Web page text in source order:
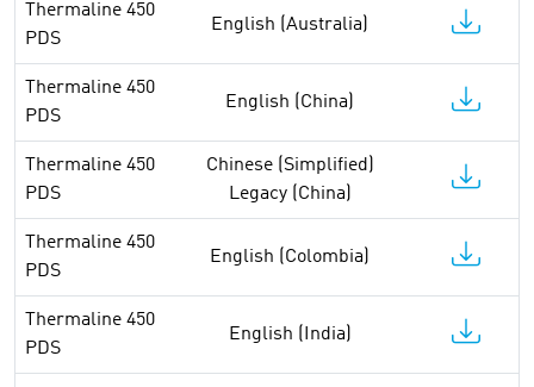
Thermaline 450
PDS
English (Australia)
Thermaline 450
PDS
English (China)
Thermaline 450
PDS
Chinese (Simplified)
Legacy (China)
Thermaline 450
PDS
English (Colombia)
Thermaline 450
PDS
English (India)